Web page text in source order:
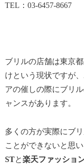
TEL：03-6457-8667
ブリルの店舗は東京
けという現状ですが
アの催しの際にブリ
ャンスがあります。
多くの方が実際にブ
ことができないと思い
STと楽天ファッショ